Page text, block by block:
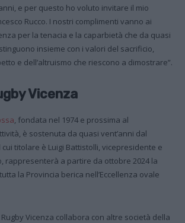
e per questo ho voluto invitare il mio
Rucco. I nostri complimenti vanno ai
per la tenacia e la caparbietà che da quasi
insieme con i valori del sacrificio,
e dell’altruismo che riescono a dimostrare”.
Vicenza
, fondata nel 1974 e prossima al
è sostenuta da quasi vent’anni dal
titolare è Luigi Battistolli, vicepresidente e
rappresenterà a partire da ottobre 2024 la
la Provincia berica nell’Eccellenza ovale
Vicenza collabora con altre società della